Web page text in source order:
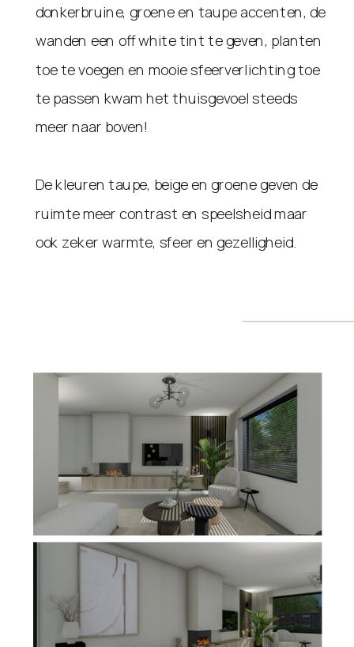
donkerbruine, groene en taupe accenten, de
wanden een off white tint te geven, planten
toe te voegen en mooie sfeerverlichting toe
te passen kwam het thuisgevoel steeds
meer naar boven!
De kleuren taupe, beige en groene geven de
ruimte meer contrast en speelsheid maar
ook zeker warmte, sfeer en gezelligheid.